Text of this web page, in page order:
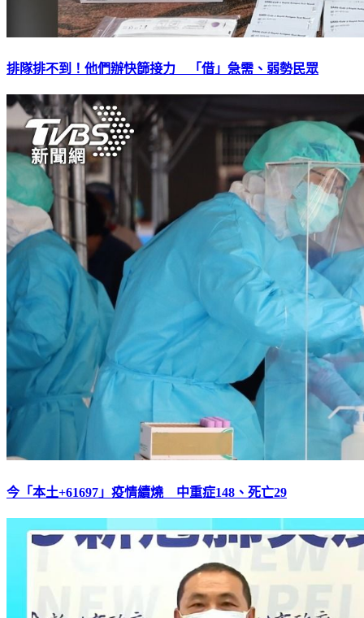
排隊排不到！他們辦快篩接力 「借」急需、弱勢民眾
今「本土+61697」疫情續燒 中重症148、死亡29